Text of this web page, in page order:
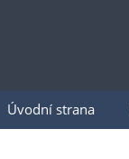
Úvodní strana